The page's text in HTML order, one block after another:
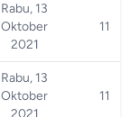
Rabu, 13
Oktober
2021
11
Rabu, 13
Oktober
2021
11